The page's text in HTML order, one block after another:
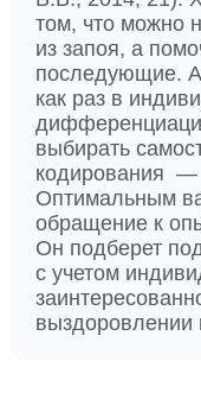
том, что можно
из запоя, а
последующие. А
как раз в
выбирать
кодирования
Оптимальным
обращение к
Он подберет
с учетом
выздоровлении